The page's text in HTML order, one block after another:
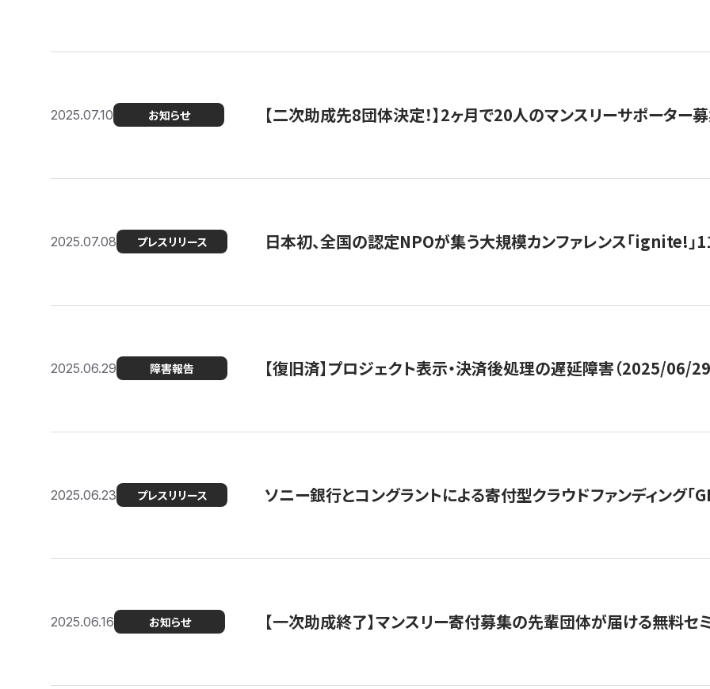
2025.07.10 お知らせ 【二次助成先8団体決定！】2ヶ月で20人のマンスリーサポーター
2025.07.08 プレスリリース 日本初、全国の認定NPOが集う大規模カンファレンス「ignite!」
2025.06.29 障害報告 【復旧済】プロジェクト表示・決済後処理の遅延障害（2025/06/29
2025.06.23 プレスリリース ソニー銀行とコングラントによる寄付型クラウドファンディング
2025.06.16 お知らせ 【一次助成終了】マンスリー寄付募集の先輩団体が届ける無料セ